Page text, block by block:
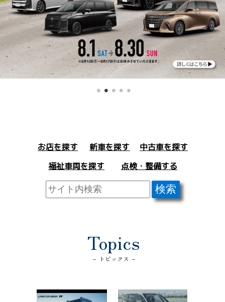
中古車を探す
福祉車両を探す 点検・整備する
新車を探す
お店を探す
Topics
－ トピックス －